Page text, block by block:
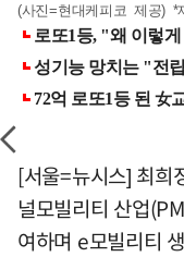
(사진=현대케피코 제공)
[서울=뉴시스] 최희
널모빌리티 산업
여하며 e모빌리티